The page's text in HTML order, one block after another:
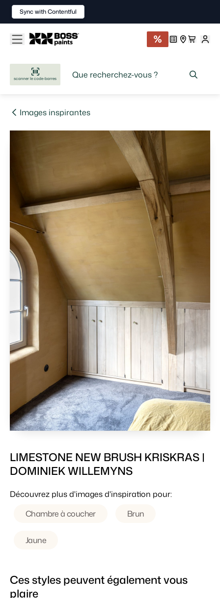
scanner le code-barres
Images inspirantes
LIMESTONE NEW BRUSH KRISKRAS |
DOMINIEK WILLEMYNS
Découvrez plus d'images d'inspiration pour:
Chambre à coucher
Brun
Jaune
Ces styles peuvent également vous
plaire
Sync with Contentful